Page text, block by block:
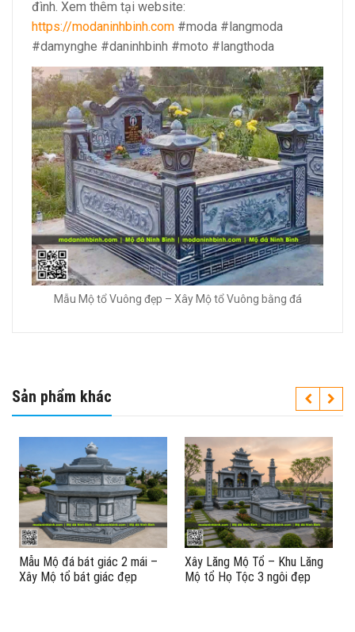
đình. Xem thêm tại website:
https://modaninhbinh.com #moda #langmoda
#damynghe #daninhbinh #moto #langthoda
Mẫu Mộ tổ Vuông đẹp – Xây Mộ tổ Vuông bằng đá
Sản phẩm khác
Xây Lăng Mộ Tổ – Khu Lăng
Mộ tổ Họ Tộc 3 ngôi đẹp
Xây Mộ tổ 1 mái – Mộ đá 1
mái đẹp